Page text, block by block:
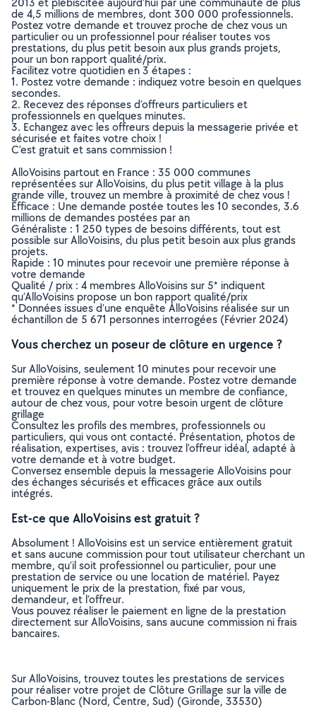
de 4,5 millions de membres, dont 300 000 professionnels.
Postez votre demande et trouvez proche de chez vous un
particulier ou un professionnel pour réaliser toutes vos
prestations, du plus petit besoin aux plus grands projets,
pour un bon rapport qualité/prix.
Facilitez votre quotidien en 3 étapes :
1. Postez votre demande : indiquez votre besoin en quelques
secondes.
2. Recevez des réponses d’offreurs particuliers et
professionnels en quelques minutes.
3. Echangez avec les offreurs depuis la messagerie privée et
sécurisée et faites votre choix !
C’est gratuit et sans commission !
AlloVoisins partout en France : 35 000 communes
représentées sur AlloVoisins, du plus petit village à la plus
grande ville, trouvez un membre à proximité de chez vous !
Efficace : Une demande postée toutes les 10 secondes, 3.6
millions de demandes postées par an
Généraliste : 1 250 types de besoins différents, tout est
possible sur AlloVoisins, du plus petit besoin aux plus grands
projets.
Rapide : 10 minutes pour recevoir une première réponse à
votre demande
Qualité / prix : 4 membres AlloVoisins sur 5* indiquent
qu’AlloVoisins propose un bon rapport qualité/prix
* Données issues d’une enquête AlloVoisins réalisée sur un
échantillon de 5 671 personnes interrogées (Février 2024)
Vous cherchez un poseur de clôture en urgence ?
Sur AlloVoisins, seulement 10 minutes pour recevoir une
première réponse à votre demande. Postez votre demande
et trouvez en quelques minutes un membre de confiance,
autour de chez vous, pour votre besoin urgent de clôture
grillage
Consultez les profils des membres, professionnels ou
particuliers, qui vous ont contacté. Présentation, photos de
réalisation, expertises, avis : trouvez l'offreur idéal, adapté à
votre demande et à votre budget.
Conversez ensemble depuis la messagerie AlloVoisins pour
des échanges sécurisés et efficaces grâce aux outils
intégrés.
Est-ce que AlloVoisins est gratuit ?
Absolument ! AlloVoisins est un service entièrement gratuit
et sans aucune commission pour tout utilisateur cherchant un
membre, qu’il soit professionnel ou particulier, pour une
prestation de service ou une location de matériel. Payez
uniquement le prix de la prestation, fixé par vous,
demandeur, et l’offreur.
Vous pouvez réaliser le paiement en ligne de la prestation
directement sur AlloVoisins, sans aucune commission ni frais
bancaires.
Sur AlloVoisins, trouvez toutes les prestations de services
pour réaliser votre projet de Clôture Grillage sur la ville de
Carbon-Blanc (Nord, Centre, Sud) (Gironde, 33530)